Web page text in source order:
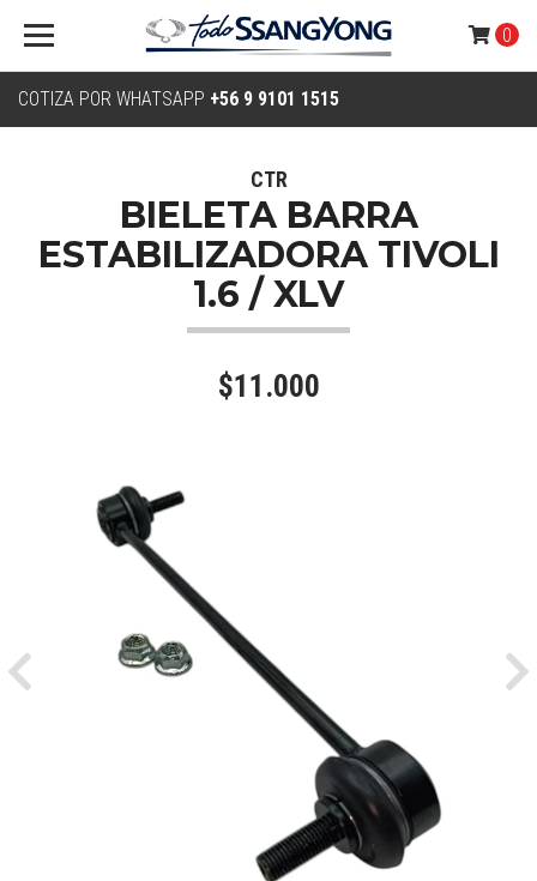
COTIZA POR WHATSAPP +56 9 9101 1515
0
CTR
BIELETA BARRA
ESTABILIZADORA TIVOLI
1.6 / XLV
$11.000
Previous